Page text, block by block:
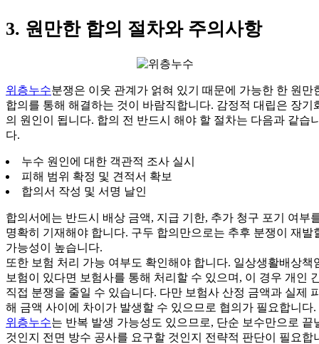
3. 원만한 합의 절차와 주의사항
위층누수분쟁은 이웃 관계가 얽혀 있기 때문에 가능한 한 원만
합의를 통해 해결하는 것이 바람직합니다. 감정적 대립은 장기
의 원인이 됩니다. 합의 전 반드시 해야 할 절차는 다음과 같습
다.
누수 원인에 대한 객관적 조사 실시
피해 범위 확정 및 견적서 확보
합의서 작성 및 서명 날인
합의서에는 반드시 배상 금액, 지급 기한, 추가 청구 포기 여부
명확히 기재해야 합니다. 구두 합의만으로는 추후 분쟁이 재발
가능성이 높습니다.
또한 보험 처리 가능 여부도 확인해야 합니다. 일상생활배상책
보험이 있다면 보험사를 통해 처리할 수 있으며, 이 경우 개인
직접 분쟁을 줄일 수 있습니다. 다만 보험사 산정 금액과 실제
해 금액 사이에 차이가 발생할 수 있으므로 협의가 필요합니다.
위층누수는 반복 발생 가능성도 있으므로, 단순 보수만으로 끝
것인지 전면 방수 공사를 요구할 것인지 전략적 판단이 필요합